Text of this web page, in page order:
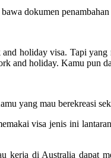
dokumen
holiday visa. Tapi
and holiday. Kamu pun
yang mau berekreasi
visa jenis ini
di Australia dapat